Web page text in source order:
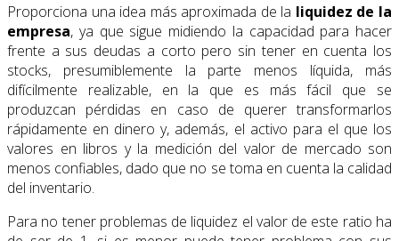
Proporciona una idea más aproximada de la liquidez de la
empresa, ya que sigue midiendo la capacidad para hacer
frente a sus deudas a corto pero sin tener en cuenta los
stocks, presumiblemente la parte menos líquida, más
difícilmente realizable, en la que es más fácil que se
produzcan pérdidas en caso de querer transformarlos
rápidamente en dinero y, además, el activo para el que los
valores en libros y la medición del valor de mercado son
menos confiables, dado que no se toma en cuenta la calidad
del inventario.
Para no tener problemas de liquidez el valor de este ratio ha